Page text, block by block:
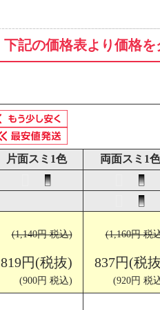
下記の価格表より価格
片面スミ1色
両面スミ1色
(1,140円 税込)
819円(税抜)
(900円 税込)
(1,160円 税
837円(税
(920円 税